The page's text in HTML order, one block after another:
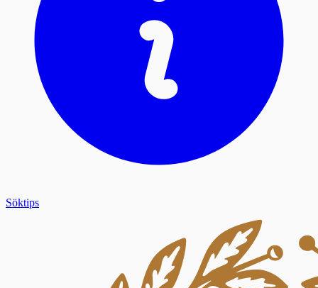
Söktips